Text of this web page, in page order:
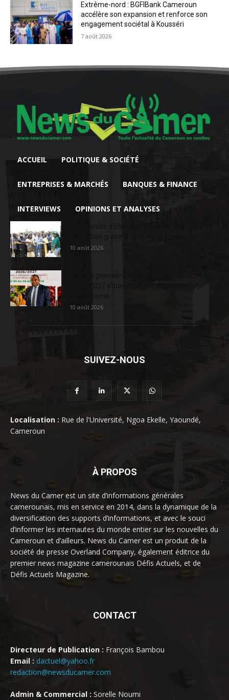
Extrême-nord : BGFIBank Cameroun
accélère son expansion et renforce son
engagement sociétal à Kousséri
7 août 2026
ACCUEIL POLITIQUE & SOCIÉTÉ
ENTREPRISES & MARCHÉS BANQUES & FINANCE
INTERVIEWS OPINIONS ET ANALYSES
10 août 2026
10 août 2026
SUIVEZ-NOUS
Localisation : Rue de l'Université, Ngoa Ekelle, Yaoundé,
Cameroun
À PROPOS
News du Camer est un site d’informations générales
camerounais, mis en service en 2014, dans la dynamique de la
diversification des supports d’informations, et avec le souci
d’informer les internautes du monde entier sur les nouvelles du
Cameroun et d’ailleurs. News du Camer est un produit de la
société de presse Overland Company, également éditrice du
premier news magazine camerounais Défis Actuels, et de
Défis Actuels Magazine.
CONTACT
Directeur de Publication : François Bambou
Email : dactuel@yahoo.fr
redaction@newsducamer.com
Admin & Commercial : Sorelle Noumi